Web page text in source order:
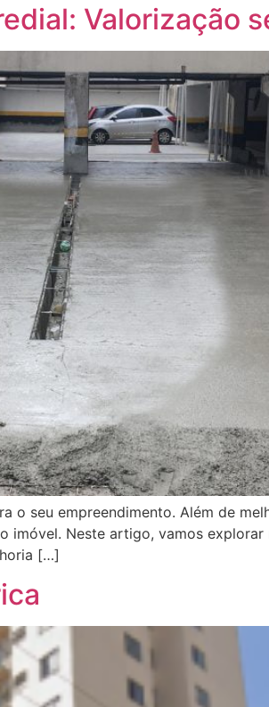
Valorização
o seu empreendimento. Além de
imóvel. Neste artigo, vamos
[…]